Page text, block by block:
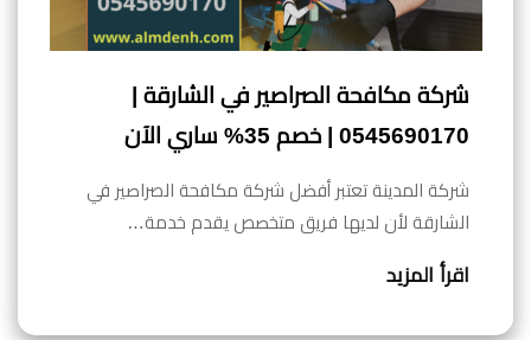
شركة مكافحة الصراصير في الشارقة |
0545690170 | خصم 35% ساري الآن
شركة المدينة تعتبر أفضل شركة مكافحة الصراصير في
الشارقة لأن لديها فريق متخصص يقدم خدمة…
اقرأ المزيد